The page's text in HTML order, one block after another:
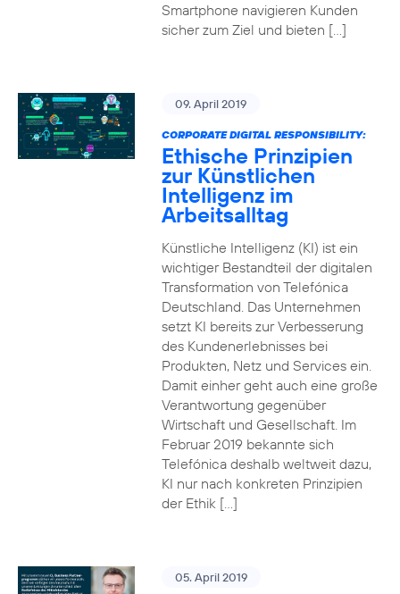
Smartphone navigieren Kunden
sicher zum Ziel und bieten […]
09. April 2019
CORPORATE DIGITAL RESPONSIBILITY:
Ethische Prinzipien
zur Künstlichen
Intelligenz im
Arbeitsalltag
Künstliche Intelligenz (KI) ist ein
wichtiger Bestandteil der digitalen
Transformation von Telefónica
Deutschland. Das Unternehmen
setzt KI bereits zur Verbesserung
des Kundenerlebnisses bei
Produkten, Netz und Services ein.
Damit einher geht auch eine große
Verantwortung gegenüber
Wirtschaft und Gesellschaft. Im
Februar 2019 bekannte sich
Telefónica deshalb weltweit dazu,
KI nur nach konkreten Prinzipien
der Ethik […]
05. April 2019